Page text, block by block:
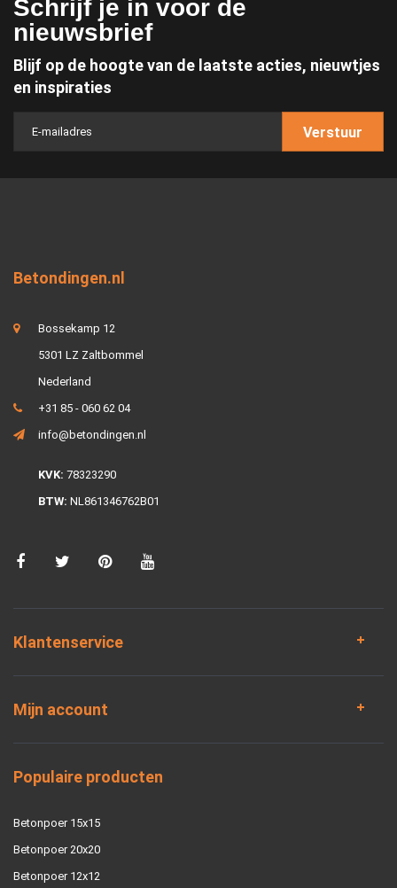
Schrijf je in voor de
nieuwsbrief
Blijf op de hoogte van de laatste acties, nieuwtjes
en inspiraties
Verstuur
Betondingen.nl
Bossekamp 12
5301 LZ Zaltbommel
Nederland
+31 85 - 060 62 04
info@betondingen.nl
KVK: 78323290
BTW: NL861346762B01
Klantenservice
Mijn account
Populaire producten
Betonpoer 15x15
Betonpoer 20x20
Betonpoer 12x12